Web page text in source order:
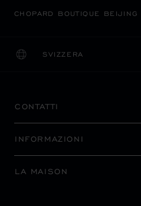
CHOPARD BOUTIQUE BEIJING
SVIZZERA
LOCALIZZAZIONE
CAMBIA PAESE
CONTATTI
INFORMAZIONI
LA MAISON